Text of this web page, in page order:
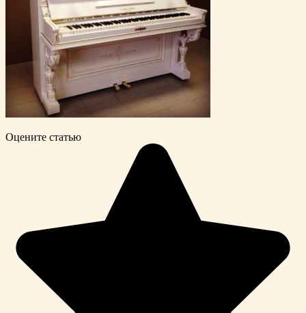
Оцените статью